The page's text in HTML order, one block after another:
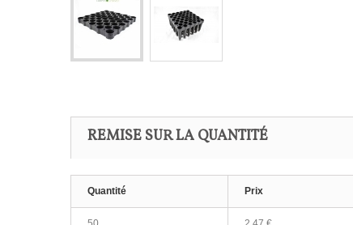
REMISE SUR LA QUANTITÉ
Quantité Prix